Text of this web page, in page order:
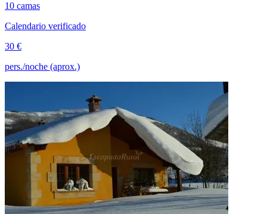
10 camas
Calendario verificado
30 €
pers./noche (aprox.)